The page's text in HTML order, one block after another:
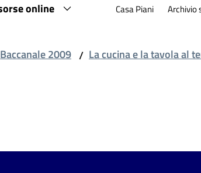
online Casa Piani Archivio
Baccanale 2009 / La cucina e la tavola al